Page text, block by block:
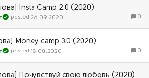
Insta Camp 2.0 (2020)
0
26.09.2020
Money camp 3.0 (2020)
0
18.08.2020
Почувствуй свою любовь (2020)